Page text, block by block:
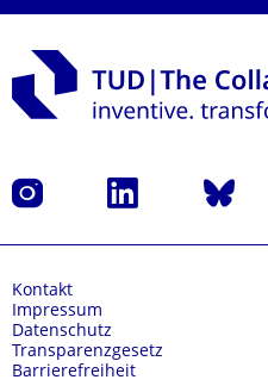
Instagram LinkedIn Bluesky
Kontakt
Impressum
Datenschutz
Transparenzgesetz
Barrierefreiheit